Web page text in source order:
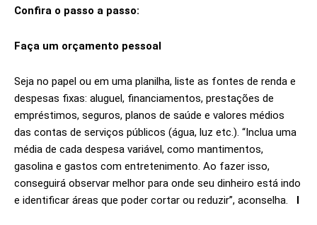
Confira o passo a passo:
Faça um orçamento pessoal
Seja no papel ou em uma planilha, liste as fontes de renda e
despesas fixas: aluguel, financiamentos, prestações de
empréstimos, seguros, planos de saúde e valores médios
das contas de serviços públicos (água, luz etc.). “Inclua uma
média de cada despesa variável, como mantimentos,
gasolina e gastos com entretenimento. Ao fazer isso,
conseguirá observar melhor para onde seu dinheiro está indo
e identificar áreas que poder cortar ou reduzir”, aconselha. I